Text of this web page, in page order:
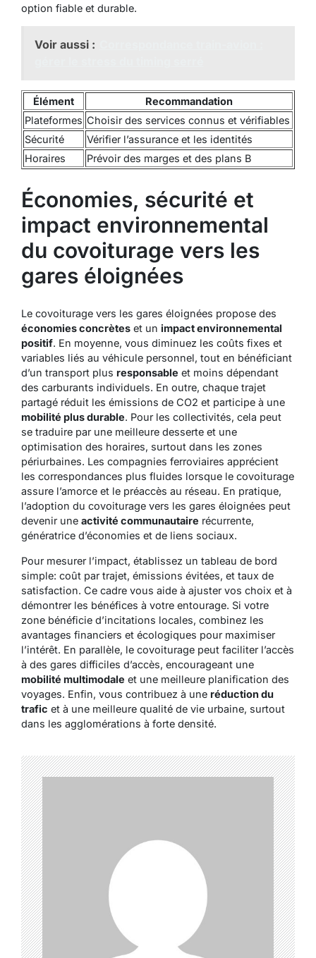
option fiable et durable.
Voir aussi :
Élément
Recommandation
Plateformes Choisir des services connus et vérifiables
Sécurité
Vérifier l’assurance et les identités
Horaires
Prévoir des marges et des plans B
Économies, sécurité et
impact environnemental
du covoiturage vers les
gares éloignées
Le covoiturage vers les gares éloignées propose des
économies concrètes et un impact environnemental
positif. En moyenne, vous diminuez les coûts fixes et
variables liés au véhicule personnel, tout en bénéficiant
d’un transport plus responsable et moins dépendant
des carburants individuels. En outre, chaque trajet
partagé réduit les émissions de CO2 et participe à une
mobilité plus durable. Pour les collectivités, cela peut
se traduire par une meilleure desserte et une
optimisation des horaires, surtout dans les zones
périurbaines. Les compagnies ferroviaires apprécient
les correspondances plus fluides lorsque le covoiturage
assure l’amorce et le préaccès au réseau. En pratique,
l’adoption du covoiturage vers les gares éloignées peut
devenir une activité communautaire récurrente,
génératrice d’économies et de liens sociaux.
Pour mesurer l’impact, établissez un tableau de bord
simple: coût par trajet, émissions évitées, et taux de
satisfaction. Ce cadre vous aide à ajuster vos choix et à
démontrer les bénéfices à votre entourage. Si votre
zone bénéficie d’incitations locales, combinez les
avantages financiers et écologiques pour maximiser
l’intérêt. En parallèle, le covoiturage peut faciliter l’accès
à des gares difficiles d’accès, encourageant une
mobilité multimodale et une meilleure planification des
voyages. Enfin, vous contribuez à une réduction du
trafic et à une meilleure qualité de vie urbaine, surtout
dans les agglomérations à forte densité.